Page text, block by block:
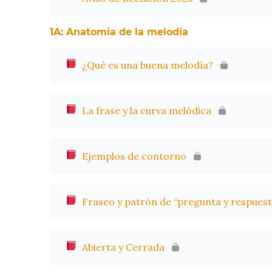
1A: Anatomía de la melodía
¿Qué es una buena melodía?
La frase y la curva melódica
Ejemplos de contorno
Fraseo y patrón de “pregunta y
Abierta y Cerrada